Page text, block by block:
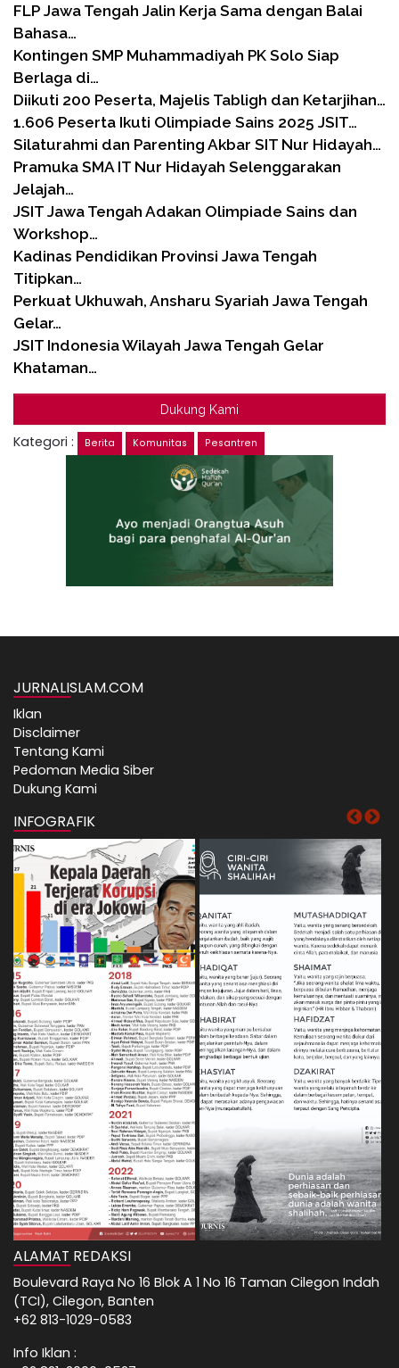
FLP Jawa Tengah Jalin Kerja Sama dengan Balai
Bahasa…
Kontingen SMP Muhammadiyah PK Solo Siap
Berlaga di…
Diikuti 200 Peserta, Majelis Tabligh dan Ketarjihan…
1.606 Peserta Ikuti Olimpiade Sains 2025 JSIT…
Silaturahmi dan Parenting Akbar SIT Nur Hidayah…
Pramuka SMA IT Nur Hidayah Selenggarakan
Jelajah…
JSIT Jawa Tengah Adakan Olimpiade Sains dan
Workshop…
Kadinas Pendidikan Provinsi Jawa Tengah
Titipkan…
Perkuat Ukhuwah, Ansharu Syariah Jawa Tengah
Gelar…
JSIT Indonesia Wilayah Jawa Tengah Gelar
Khataman…
Dukung Kami
Kategori : Berita Komunitas Pesantren
JURNALISLAM.COM
Iklan
Disclaimer
Tentang Kami
Pedoman Media Siber
Dukung Kami
INFOGRAFIK
ALAMAT REDAKSI
Boulevard Raya No 16 Blok A 1 No 16 Taman Cilegon Indah
(TCI), Cilegon, Banten
+62 813-1029-0583
Info Iklan :